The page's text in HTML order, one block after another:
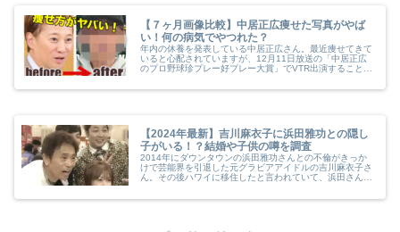
【７ヶ月画像比較】中居正広痩せた写真がやば
い！何の病気でやつれた？
年内の休養を発表している中居正広さん。最近痩せてきて
いると心配されていますが、12月11日放送の「中居正広
のプロ野球珍プレー好プレー大賞」でVTR出演することに
ルではなく完全に病気でやつれています。ここ半年間の中
【2024年最新】吉川麻衣子に浜田雅功との隠し
子がいる！？結婚や子供の噂を調査
2014年にダウンタウンの浜田雅功さんとの不倫がきっか
けで芸能界を引退した元グラビアアイドルの吉川麻衣子さ
ん。その後ハワイに移住したと言われていて、浜田さんと
とは？また吉川さんは現在結婚して子供がいるのでしょう